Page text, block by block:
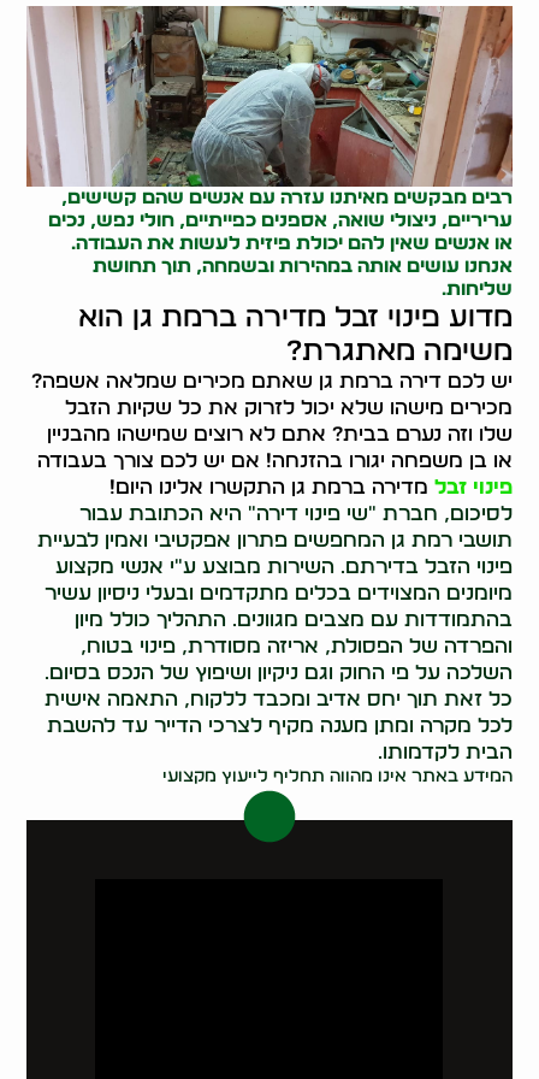
רבים מבקשים מאיתנו עזרה עם אנשים שהם קשישים,
עריריים, ניצולי שואה, אספנים כפייתיים, חולי נפש, נכים
או אנשים שאין להם יכולת פיזית לעשות את העבודה.
אנחנו עושים אותה במהירות ובשמחה, תוך תחושת
שליחות.
מדוע פינוי זבל מדירה ברמת גן הוא
משימה מאתגרת?
יש לכם דירה ברמת גן שאתם מכירים שמלאה אשפה?
מכירים מישהו שלא יכול לזרוק את כל שקיות הזבל
שלו וזה נערם בבית? אתם לא רוצים שמישהו מהבניין
או בן משפחה יגורו בהזנחה! אם יש לכם צורך בעבודה
פינוי זבל מדירה ברמת גן התקשרו אלינו היום!
לסיכום, חברת "שי פינוי דירה" היא הכתובת עבור
תושבי רמת גן המחפשים פתרון אפקטיבי ואמין לבעיית
פינוי הזבל בדירתם. השירות מבוצע ע"י אנשי מקצוע
מיומנים המצוידים בכלים מתקדמים ובעלי ניסיון עשיר
בהתמודדות עם מצבים מגוונים. התהליך כולל מיון
והפרדה של הפסולת, אריזה מסודרת, פינוי בטוח,
השלכה על פי החוק וגם ניקיון ושיפוץ של הנכס בסיום.
כל זאת תוך יחס אדיב ומכבד ללקוח, התאמה אישית
לכל מקרה ומתן מענה מקיף לצרכי הדייר עד להשבת
הבית לקדמותו.
המידע באתר אינו מהווה תחליף לייעוץ מקצועי